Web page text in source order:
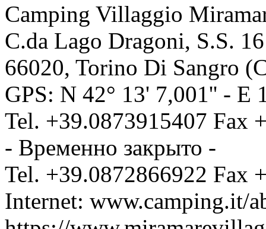
Camping Villaggio
C.da Lago Dragoni, S.S.
66020, Torino Di Sangro (
GPS: N 42° 13' 7,001'' - E
Tel. +39.0873915407 Fax
- Временно закрыто -
Tel. +39.0872866922 Fax
Internet: www.camping.it/